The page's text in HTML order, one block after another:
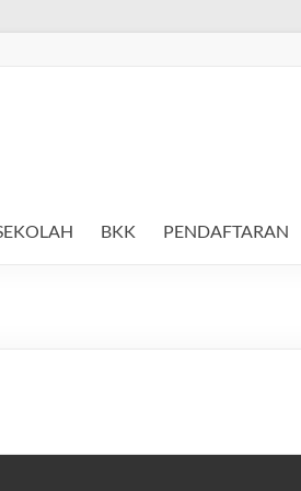
BKK PENDAFTARAN